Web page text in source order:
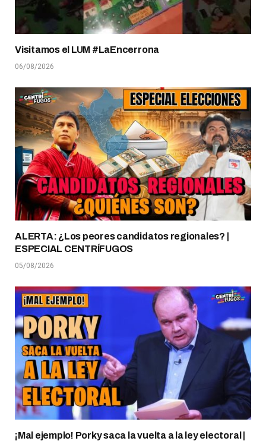
Visitamos el LUM #LaEncerrona
06/08/2026
ALERTA: ¿Los peores candidatos regionales? |
ESPECIAL CENTRÍFUGOS
05/08/2026
¡Mal ejemplo! Porky saca la vuelta a la ley electoral |